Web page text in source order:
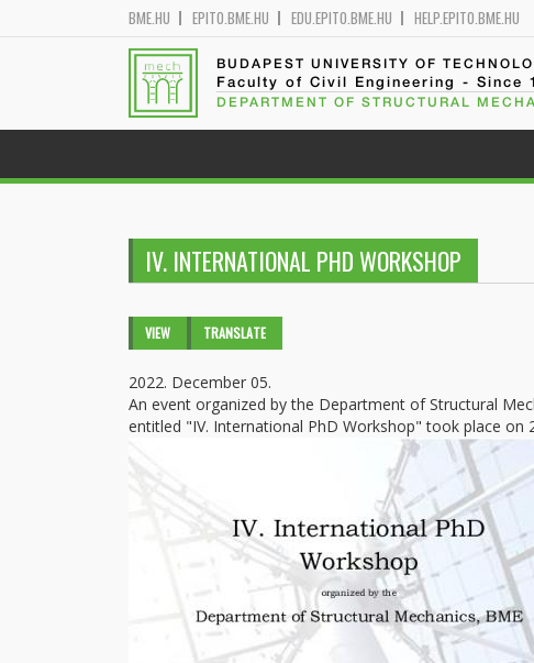
BME.HU EPITO.BME.HU EDU.EPITO.BME.HU HELP.EPITO.BME.HU
BUDAPEST UNIVERSITY OF
Faculty of Civil Engineering - Since
DEPARTMENT OF STRUCTURAL
IV. INTERNATIONAL PHD WORKSHOP
Primary tabs
VIEW (ACTIVETRANSLATE
2022. December 05.
An event organized by the Department of Structural
entitled "IV. International PhD Workshop" took place on